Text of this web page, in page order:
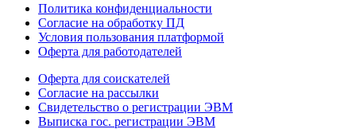
Политика конфиденциальности
Согласие на обработку ПД
Условия пользования платформой
Оферта для работодателей
Оферта для соискателей
Согласие на рассылки
Свидетельство о регистрации ЭВМ
Выписка гос. регистрации ЭВМ